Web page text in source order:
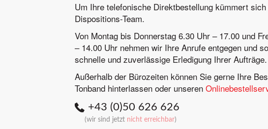
Um Ihre telefonische Direktbestellung kümmert
Dispositions-Team.
Von Montag bis Donnerstag 6.30 Uhr – 17.00 und
– 14.00 Uhr nehmen wir Ihre Anrufe entgegen und
schnelle und zuverlässige Erledigung Ihrer Aufträge.
Außerhalb der Bürozeiten können Sie gerne Ihre
Tonband hinterlassen oder unseren
+43 (0)50 626 626
(wir sind jetzt nicht erreichbar)